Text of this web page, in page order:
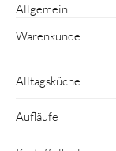
Allgemein
Warenkunde
Alltagsküche
Aufläufe